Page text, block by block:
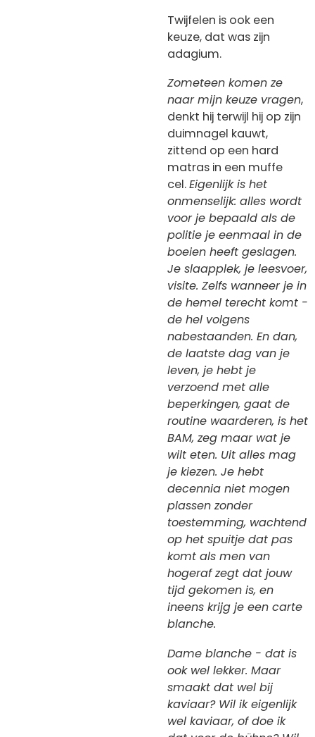
Twijfelen is ook een
keuze, dat was zijn
adagium.
Zometeen komen ze
naar mijn keuze vragen,
denkt hij terwijl hij op zijn
duimnagel kauwt,
zittend op een hard
matras in een muffe
cel.Eigenlijk is het
onmenselijk: alles wordt
voor je bepaald als de
politie je eenmaal in de
boeien heeft geslagen.
Je slaapplek, je leesvoer,
visite. Zelfs wanneer je in
de hemel terecht komt -
de hel volgens
nabestaanden. En dan,
de laatste dag van je
leven, je hebt je
verzoend met alle
beperkingen, gaat de
routine waarderen, is het
BAM, zeg maar wat je
wilt eten. Uit alles mag
je kiezen. Je hebt
decennia niet mogen
plassen zonder
toestemming, wachtend
op het spuitje dat pas
komt als men van
hogeraf zegt dat jouw
tijd gekomen is, en
ineens krijg je een carte
blanche.
Dame blanche - dat is
ook wel lekker. Maar
smaakt dat wel bij
kaviaar? Wil ik eigenlijk
wel kaviaar, of doe ik